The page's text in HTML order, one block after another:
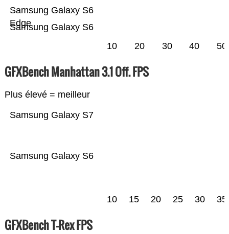
Samsung Galaxy S6
Samsung Galaxy S6
Edge
10 20 30 40 50
GFXBench Manhattan 3.1 Off. FPS
Plus élevé = meilleur
Samsung Galaxy S6
Samsung Galaxy S7
10 15 20 25 30 35
GFXBench T-Rex FPS